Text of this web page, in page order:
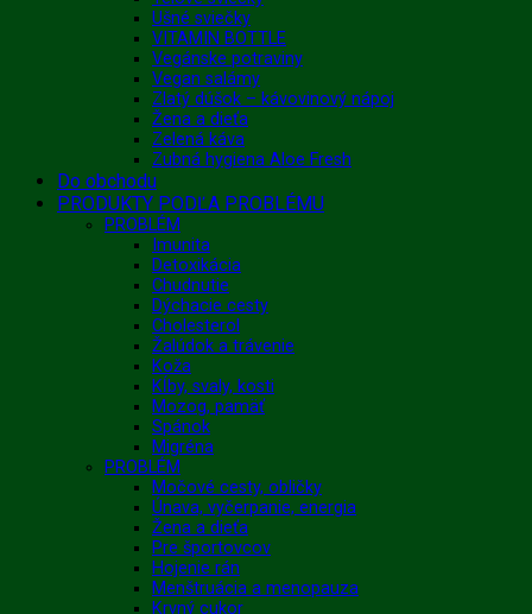
Ušné sviečky
VITAMIN BOTTLE
Vegánske potraviny
Vegan salámy
Zlatý dúšok – kávovinový nápoj
Žena a dieťa
Zelená káva
Zubná hygiena Aloe Fresh
Do obchodu
PRODUKTY PODĽA PROBLÉMU
PROBLÉM
Imunita
Detoxikácia
Chudnutie
Dýchacie cesty
Cholesterol
Žalúdok a trávenie
Koža
Kĺby, svaly, kosti
Mozog, pamäť
Spánok
Migréna
PROBLÉM
Močové cesty, obličky
Únava, vyčerpanie, energia
Žena a dieťa
Pre športovcov
Hojenie rán
Menštruácia a menopauza
Krvný cukor